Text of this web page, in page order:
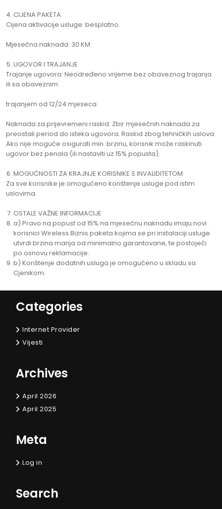
CIJENA PAKETA
Cijena aktivacije usluge: besplatno.
Mjesečna naknada: 30 KM
UGOVOR I TRAJANJE
Trajanje ugovora: Neodređeno vrijeme bez obaveznog trajanja
ili sa obaveznim
trajanjem od 12/24 mjeseca.
Naknada za prijevremeni raskid: Zbir mjesečnih naknada za
preostali period do isteka ugovora. Raskid zbog tehničkih uslova:
Ako nije moguće osigurati min. brzinu, korisnik može raskinuti
ugovor bez penala (ili nastaviti uz 15% popusta).
MOGUĆNOSTI ZA KRAJNJE KORISNIKE S INVALIDITETOM
Za sve korisnike je omogućeno korištenje usluge pod istim
uslovima.
OSTALE VAŽNE INFORMACIJE
a) Pravo na popust od 15% na mjesečnu naknadu imaju novi
korisnici Wireless Biznis paketa kojima se pri instalaciji usluge
utvrdi brzina manja od minimalno garantovane, te postojeći
po osnovu reklamacije.
b) Korištenje dodatnih usluga je omogućeno u skladu sa
Cjenikom.
Categories
Internet Provider
Vijesti
Archives
April 2026
April 2025
Meta
Log in
Search